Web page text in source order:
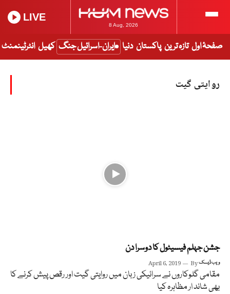
8 Aug, 2026
LIVE
صفحۂ اول تازہ ترین پاکستان دنیا ایران-اسرائیل جنگ کھیل انٹرٹینمنٹ
روایتی گیت
جشن جہلم فیسیٹول کا دوسرا دن
April 6, 2019 Byویب ڈیسک
مقامی گلوکاروں نے سرائیکی زبان میں روایتی گیت اور رقص پیش کرنے کا
بھی شاند ار مظاہرہ کیا